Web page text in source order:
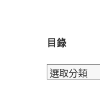
目錄
目